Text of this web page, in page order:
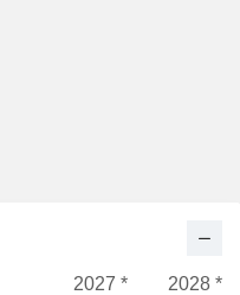
2027 *
2028 *